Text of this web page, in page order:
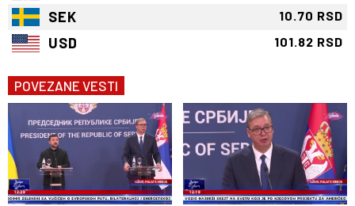
SEK 10.70 RSD
USD 101.82 RSD
POVEZANE VESTI